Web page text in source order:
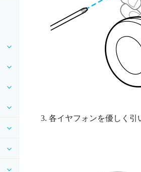
各イヤフォンを優しく引